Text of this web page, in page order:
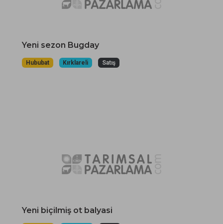
Yeni sezon Bugday
Hububat Kırklareli Satış
Yeni biçilmiş ot balyasi